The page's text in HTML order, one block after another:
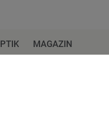
MAGAZIN